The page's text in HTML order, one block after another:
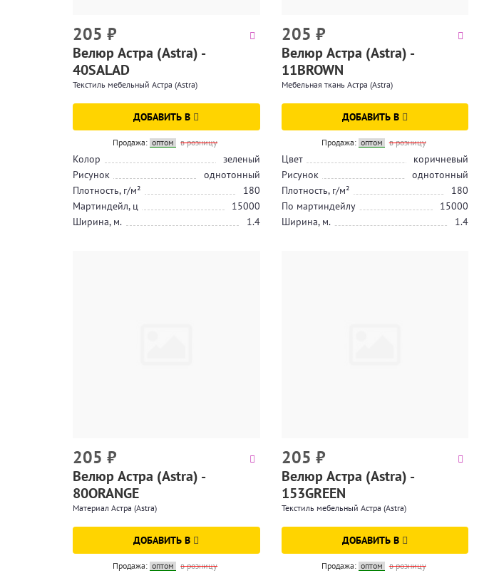
205 ₽
Велюр Астра (Astra) -
40SALAD
Текстиль мебельный Астра (Astra)
ДОБАВИТЬ В
Продажа: оптом в розницу
Колор
зеленый
Рисунок
однотонный
Плотность, г/м²
180
Мартиндейл, ц
15000
Ширина, м.
1.4
205 ₽
Велюр Астра (Astra) -
11BROWN
Мебельная ткань Астра (Astra)
ДОБАВИТЬ В
Продажа: оптом в розницу
Цвет
коричневый
Рисунок
однотонный
Плотность, г/м²
180
По мартиндейлу
15000
Ширина, м.
1.4
205 ₽
Велюр Астра (Astra) -
80ORANGE
Материал Астра (Astra)
ДОБАВИТЬ В
Продажа: оптом в розницу
205 ₽
Велюр Астра (Astra) -
153GREEN
Текстиль мебельный Астра (Astra)
ДОБАВИТЬ В
Продажа: оптом в розницу